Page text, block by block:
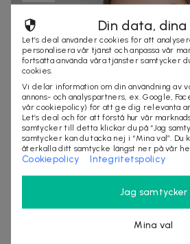
1 495 kr3 500 kr-57%
HIFU 12D hudföryngring hela
område på Östermalm
Din data, dina
Let’s deal använder cookies för att
personalisera vår tjänst och anpassa vår
fortsätta använda våra tjänster samtycker
cookies.
Vi delar information om din användning av
annons- och analyspartners, ex. Google,
vår cookiepolicy) för att ge dig relevanta
Let’s deal och för att förstå hur vår
samtycker till detta klickar du på “Jag
samtycker kan du tacka nej i “Mina val”. Du
återkalla ditt samtycke längst ner på vår
Cookiepolicy Integritetspolicy
Jag samtycker
Mina val